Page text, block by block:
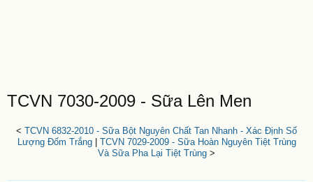
TCVN 7030-2009 - Sữa Lên Men
< TCVN 6832-2010 - Sữa Bột Nguyên Chất Tan Nhanh - Xác Định Số
Lượng Đốm Trắng| TCVN 7029-2009 - Sữa Hoàn Nguyên Tiệt Trùng
Và Sữa Pha Lại Tiệt Trùng >